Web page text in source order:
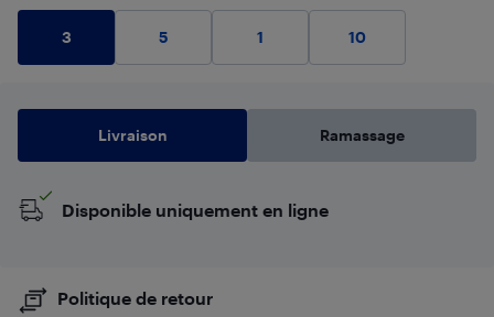
3 5 1 10
Livraison Ramassage
Disponible uniquement en ligne
Politique de retour